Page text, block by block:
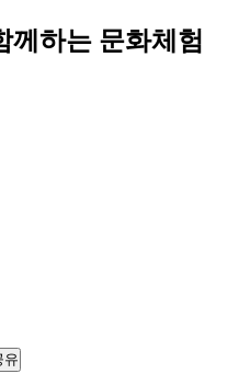
께하는 문화체험